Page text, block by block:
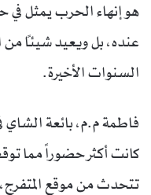
هو إنهاء الحرب يمثل
عنده، بل ويعيد شيئاً
السنوات الأخيرة.
فاطمة م.م، بائعة الشاي
كانت أكثر حضوراً مما
تتحدث من موقع